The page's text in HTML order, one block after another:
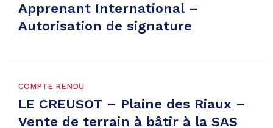
Apprenant International –
Autorisation de signature
COMPTE RENDU
LE CREUSOT – Plaine des Riaux –
Vente de terrain à bâtir à la SAS